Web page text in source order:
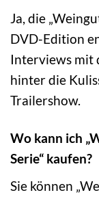
Ja, die
DVD-Edition
Interviews mit
hinter die
Trailershow.
Wo kann ich
Serie“ kaufen?
Sie können